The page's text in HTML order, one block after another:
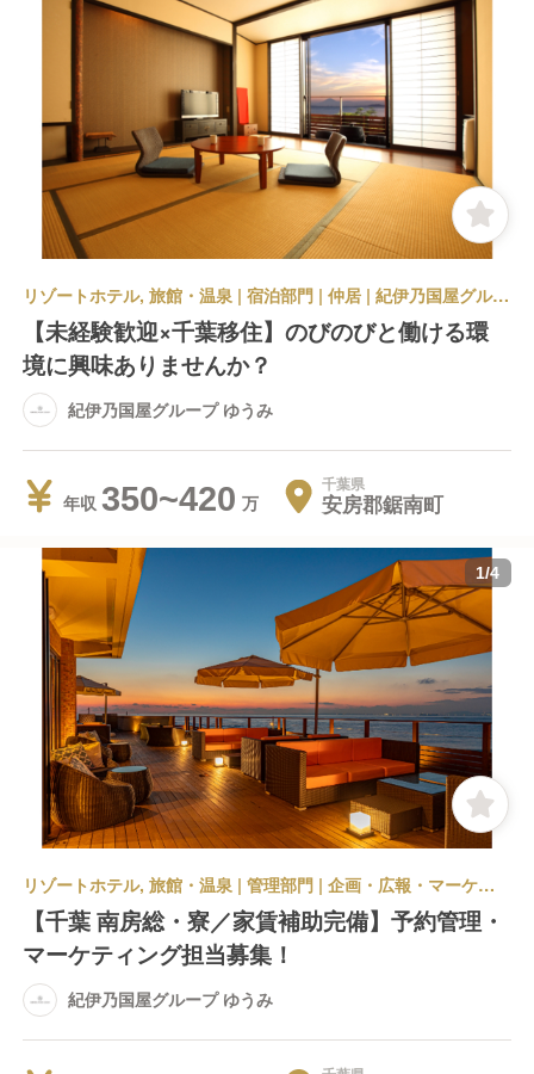
リゾートホテル, 旅館・温泉 | 宿泊部門 | 仲居 | 紀伊乃国屋グループ ゆうみ
【未経験歓迎×千葉移住】のびのびと働ける環
境に興味ありませんか？
紀伊乃国屋グループ ゆうみ
年収 350~420 千葉県
安房郡鋸南町
1/4
リゾートホテル, 旅館・温泉 | 管理部門 | 企画・広報・マーケティング | 紀伊乃国屋グループ ゆうみ
【千葉 南房総・寮／家賃補助完備】予約管理・
マーケティング担当募集！
紀伊乃国屋グループ ゆうみ